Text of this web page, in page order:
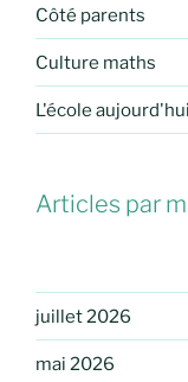
Côté parents
Culture maths
L'école aujourd'hui
Articles par
juillet 2026
mai 2026